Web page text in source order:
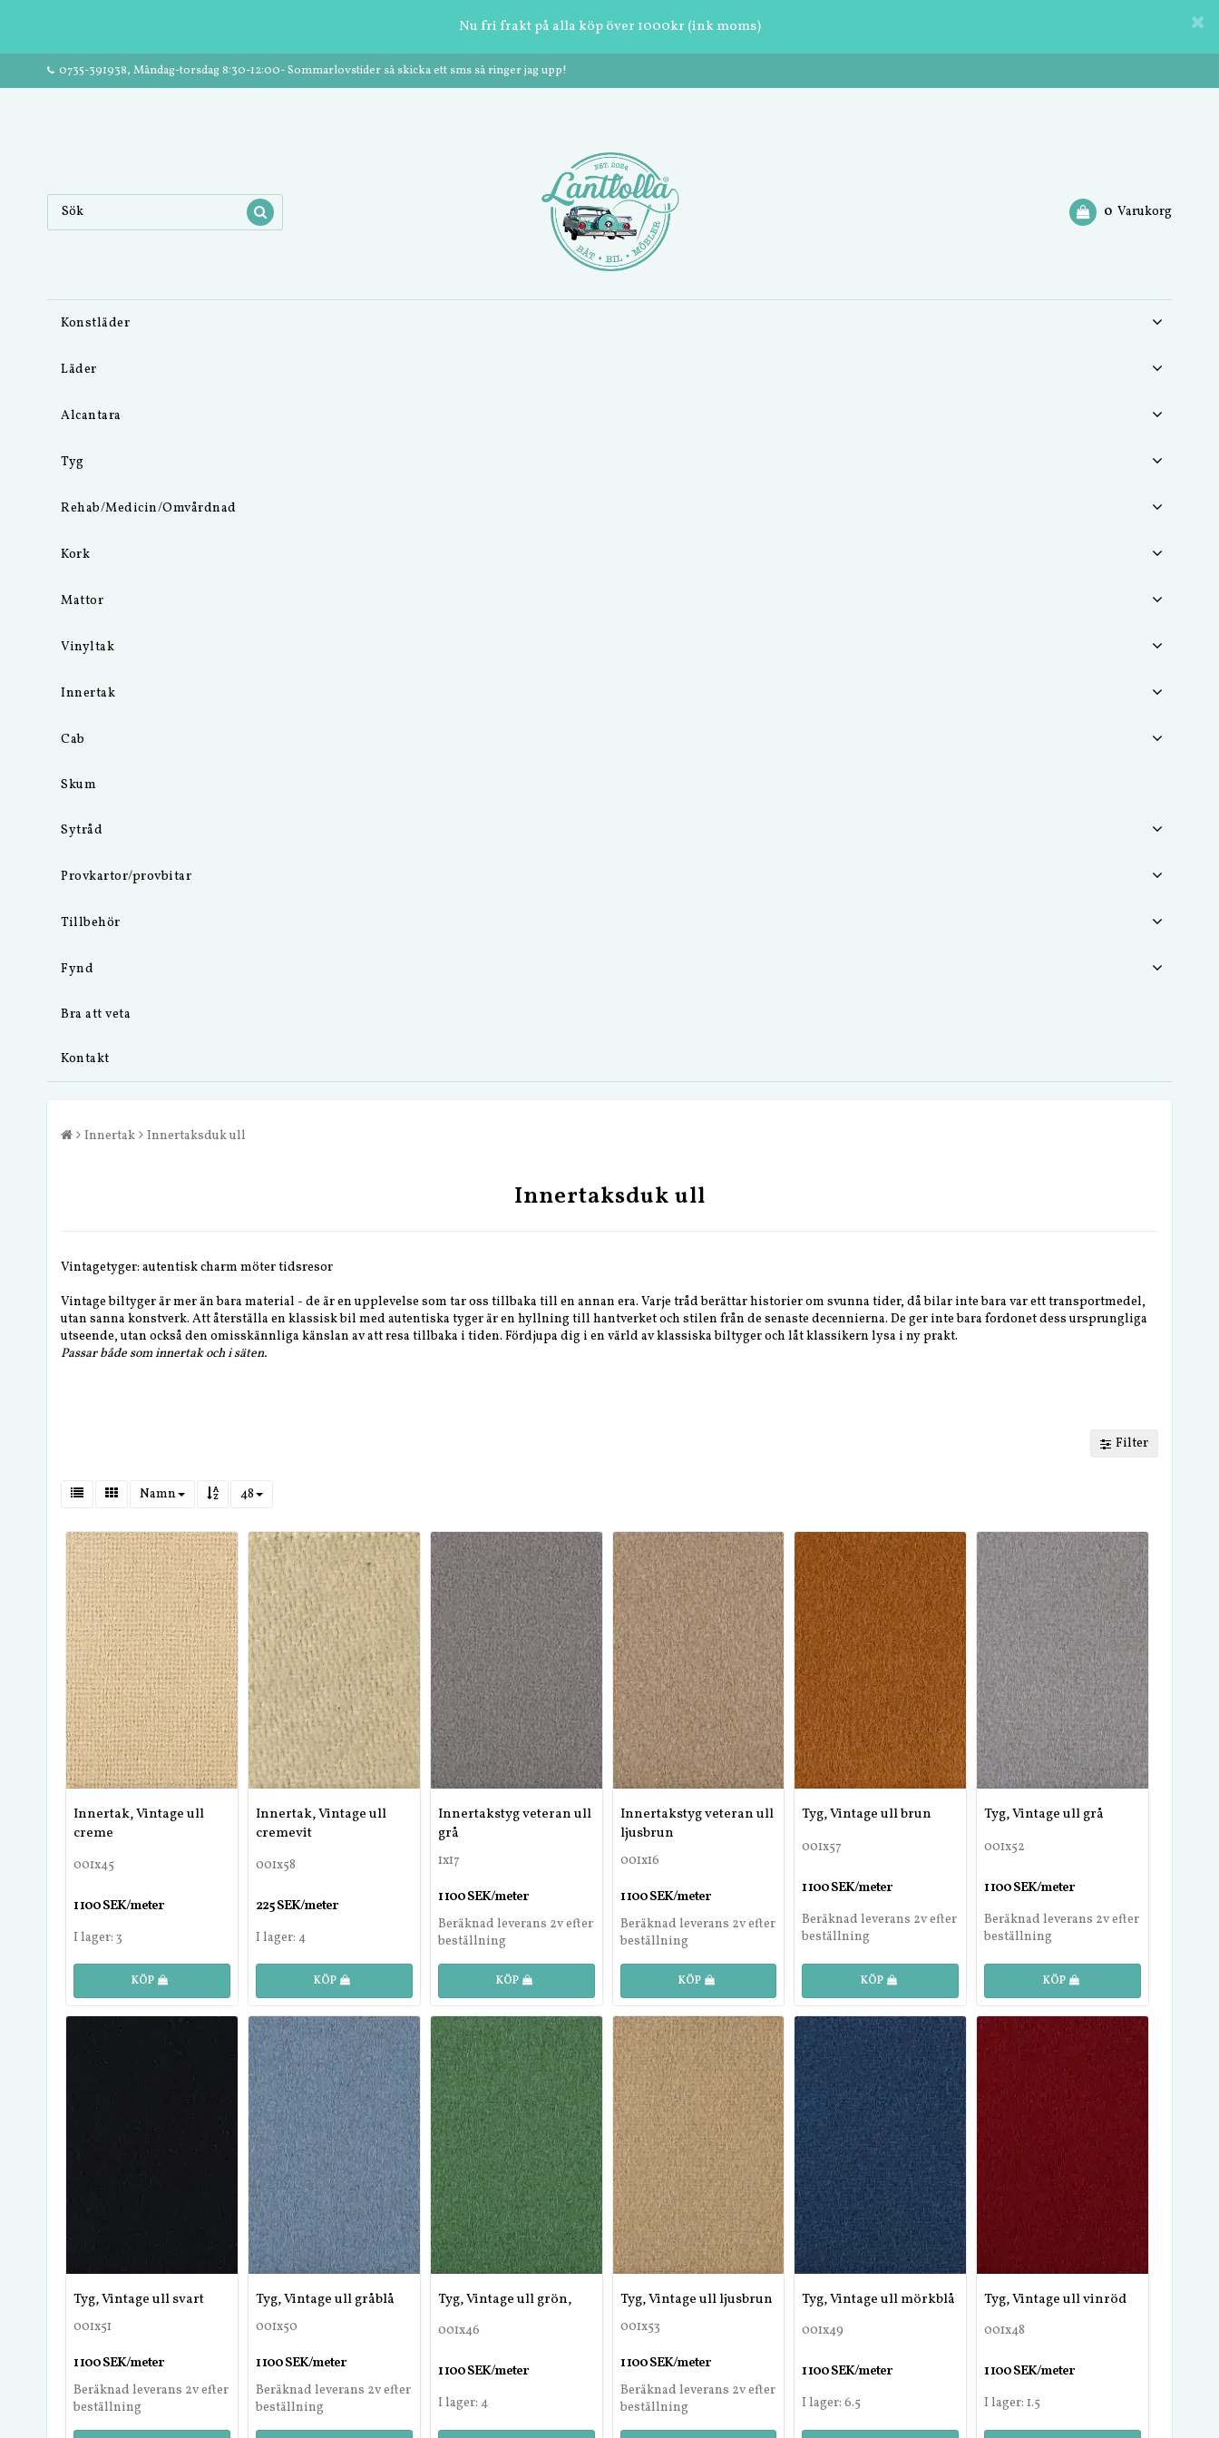
Nu fri frakt på alla köp över 1000kr (ink moms)
0735-391938, Måndag-torsdag 8:30-12:00- Sommarlovstider så skicka ett sms så ringer jag upp!
0 Varukorg
Konstläder
Läder
Alcantara
Tyg
Rehab/Medicin/Omvårdnad
Kork
Mattor
Vinyltak
Innertak
Cab
Skum
Sytråd
Provkartor/provbitar
Tillbehör
Fynd
Bra att veta
Kontakt
Innertak Innertaksduk ull
Innertaksduk ull
Vintagetyger: autentisk charm möter tidsresor
Vintage biltyger är mer än bara material - de är en upplevelse som tar oss tillbaka till en annan era. Varje tråd berättar historier om svunna tider, då bilar inte bara var ett transportmedel,
utan sanna konstverk. Att återställa en klassisk bil med autentiska tyger är en hyllning till hantverket och stilen från de senaste decennierna. De ger inte bara fordonet dess ursprungliga
utseende, utan också den omisskännliga känslan av att resa tillbaka i tiden. Fördjupa dig i en värld av klassiska biltyger och låt klassikern lysa i ny prakt.
Passar både som innertak och i säten.
Filter
Namn 48
Innertak, Vintage ull
creme
001x45
1 100 SEK/meter
I lager: 3
KÖP
Innertak, Vintage ull
cremevit
001x58
225 SEK/meter
I lager: 4
KÖP
Innertakstyg veteran ull
grå
1x17
1 100 SEK/meter
Beräknad leverans 2v efter
beställning
KÖP
Innertakstyg veteran ull
ljusbrun
001x16
1 100 SEK/meter
Beräknad leverans 2v efter
beställning
KÖP
Tyg, Vintage ull brun
001x57
1 100 SEK/meter
Beräknad leverans 2v efter
beställning
KÖP
Tyg, Vintage ull grå
001x52
1 100 SEK/meter
Beräknad leverans 2v efter
beställning
KÖP
Tyg, Vintage ull svart
001x51
1 100 SEK/meter
Beräknad leverans 2v efter
beställning
Tyg, Vintage ull gråblå
001x50
1 100 SEK/meter
Beräknad leverans 2v efter
beställning
Tyg, Vintage ull grön,
001x46
1 100 SEK/meter
I lager: 4
Tyg, Vintage ull ljusbrun
001x53
1 100 SEK/meter
Beräknad leverans 2v efter
beställning
Tyg, Vintage ull mörkblå
001x49
1 100 SEK/meter
I lager: 6.5
Tyg, Vintage ull vinröd
001x48
1 100 SEK/meter
I lager: 1.5